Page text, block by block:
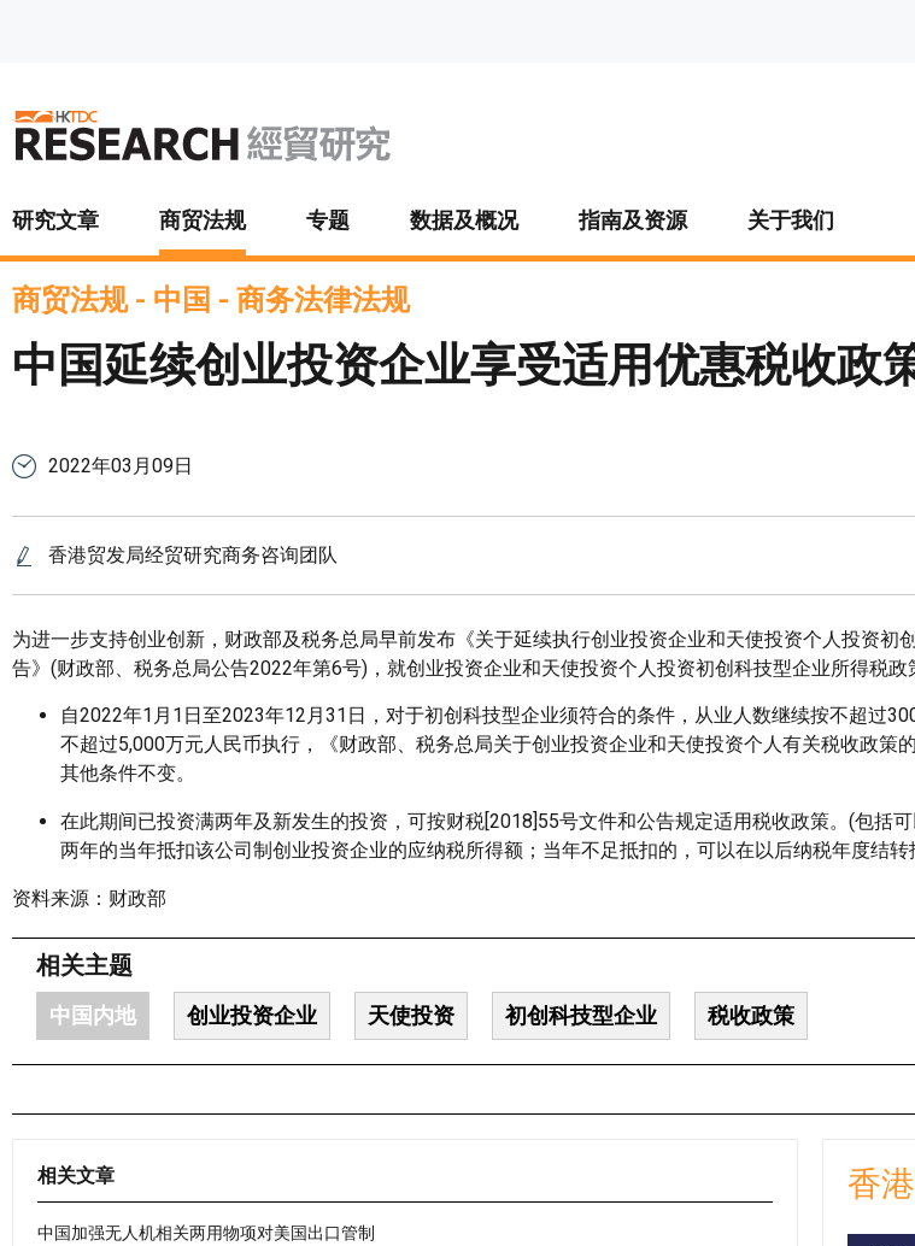
研究文章 商贸法规 专题 数据及概况 指南及资源 关于我们
商贸法规- 中国 - 商务法律法规
中国延续创业投资企业享受适用优惠税收政
2022年03月09日
香港贸发局经贸研究商务咨询团队
为进一步支持创业创新，财政部及税务总局早前发布《关于延续执行创业投资企业和天使投资个人投资初
告》(财政部、税务总局公告2022年第6号)，就创业投资企业和天使投资个人投资初创科技型企业所得税政
自2022年1月1日至2023年12月31日，对于初创科技型企业须符合的条件，从业人数继续按不超过
不超过5,000万元人民币执行，《财政部、税务总局关于创业投资企业和天使投资个人有关税收政策
其他条件不变。
在此期间已投资满两年及新发生的投资，可按财税[2018]55号文件和公告规定适用税收政策。(包括
两年的当年抵扣该公司制创业投资企业的应纳税所得额；当年不足抵扣的，可以在以后纳税年度结转
资料来源：财政部
相关主题
中国内地 创业投资企业 天使投资 初创科技型企业 税收政策
相关文章
中国加强无人机相关两用物项对美国出口管制
香